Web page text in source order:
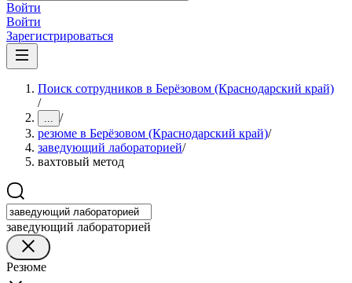
Войти
Войти
Зарегистрироваться
Поиск сотрудников в Берёзовом (Краснодарский край)
/
... /
резюме в Берёзовом (Краснодарский край)/
заведующий лабораторией/
вахтовый метод
заведующий лабораторией
Резюме